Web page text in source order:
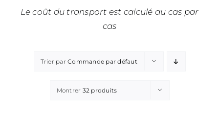
Le coût du transport est calculé au cas par
cas
Trier parCommande par défaut
Montrer 32 produits